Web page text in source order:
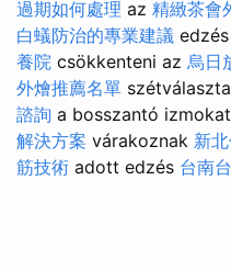
過期如何處理 az 精緻茶會
白蟻防治的專業建議
養院 csökkenteni az 烏日
外燴推薦名單
諮詢 a bosszantó
解決方案 várakoznak 新
筋技術 adott edzés 台南